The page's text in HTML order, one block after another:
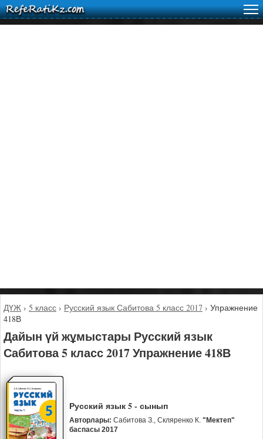
ДҮЖ › 5 класс › Русский язык Сабитова 5 класс 2017 › Упражнение
418В
Дайын үй жұмыстары Русский язык
Сабитова 5 класс 2017 Упражнение 418В
Русский язык 5 - сынып
Авторлары: Сабитова З., Скляренко К. "Мектеп"
баспасы 2017